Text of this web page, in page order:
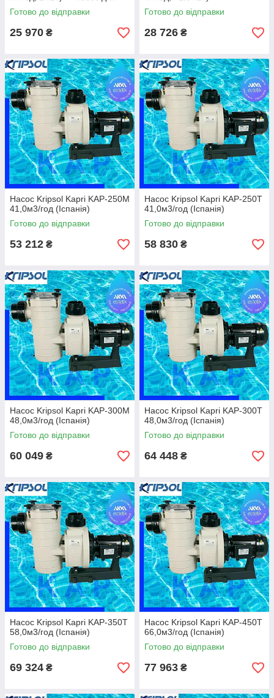
протитоків, гідромасажу та
водних атракціонів
Готово до відправки
25 970 ₴
посилений насос для
протитоків та водних
Готово до відправки
28 726 ₴
Насос Kripsol Kapri KAP-250M
41,0м3/год (Іспанія)
Готово до відправки
53 212 ₴
Насос Kripsol Kapri KAP-250T
41,0м3/год (Іспанія)
Готово до відправки
58 830 ₴
Насос Kripsol Kapri KAP-300M
48,0м3/год (Іспанія)
Готово до відправки
60 049 ₴
Насос Kripsol Kapri KAP-300T
48,0м3/год (Іспанія)
Готово до відправки
64 448 ₴
Насос Kripsol Kapri KAP-350T
58,0м3/год (Іспанія)
Готово до відправки
69 324 ₴
Насос Kripsol Kapri KAP-450T
66,0м3/год (Іспанія)
Готово до відправки
77 963 ₴